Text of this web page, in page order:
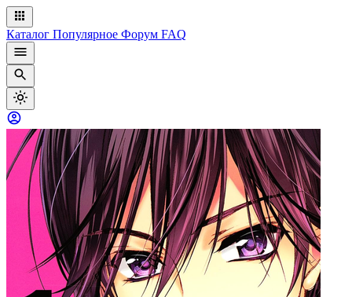
Каталог Популярное Форум FAQ